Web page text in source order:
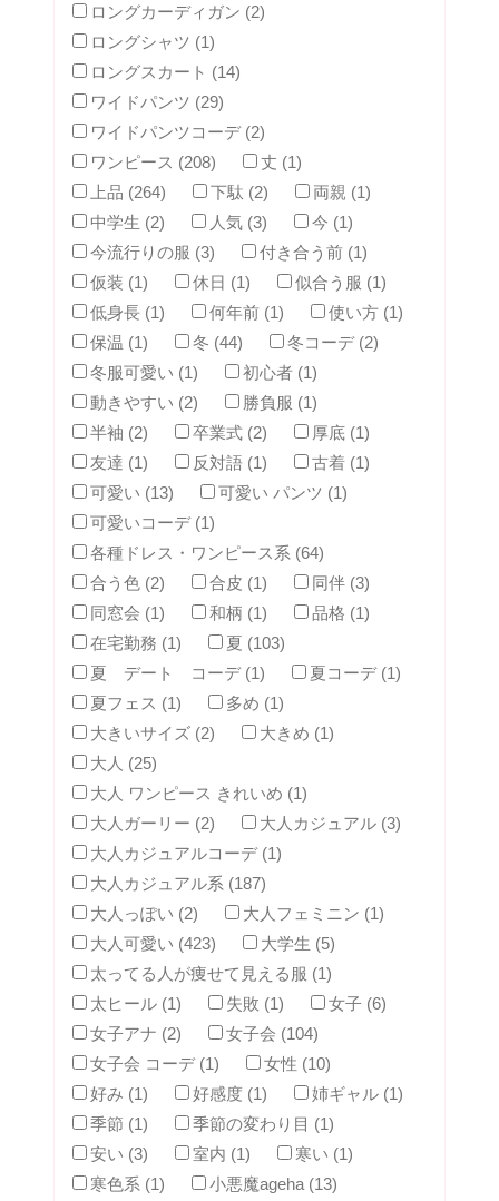
ロングカーディガン (2)
ロングシャツ (1)
ロングスカート (14)
ワイドパンツ (29)
ワイドパンツコーデ (2)
ワンピース (208)
丈 (1)
上品 (264)
下駄 (2)
両親 (1)
中学生 (2)
人気 (3)
今 (1)
今流行りの服 (3)
付き合う前 (1)
仮装 (1)
休日 (1)
似合う服 (1)
低身長 (1)
何年前 (1)
使い方 (1)
保温 (1)
冬 (44)
冬コーデ (2)
冬服可愛い (1)
初心者 (1)
動きやすい (2)
勝負服 (1)
半袖 (2)
卒業式 (2)
厚底 (1)
友達 (1)
反対語 (1)
古着 (1)
可愛い (13)
可愛い パンツ (1)
可愛いコーデ (1)
各種ドレス・ワンピース系 (64)
合う色 (2)
合皮 (1)
同伴 (3)
同窓会 (1)
和柄 (1)
品格 (1)
在宅勤務 (1)
夏 (103)
夏 デート コーデ (1)
夏コーデ (1)
夏フェス (1)
多め (1)
大きいサイズ (2)
大きめ (1)
大人 (25)
大人 ワンピース きれいめ (1)
大人ガーリー (2)
大人カジュアル (3)
大人カジュアルコーデ (1)
大人カジュアル系 (187)
大人っぽい (2)
大人フェミニン (1)
大人可愛い (423)
大学生 (5)
太ってる人が痩せて見える服 (1)
太ヒール (1)
失敗 (1)
女子 (6)
女子アナ (2)
女子会 (104)
女子会 コーデ (1)
女性 (10)
好み (1)
好感度 (1)
姉ギャル (1)
季節 (1)
季節の変わり目 (1)
安い (3)
室内 (1)
寒い (1)
寒色系 (1)
小悪魔ageha (13)